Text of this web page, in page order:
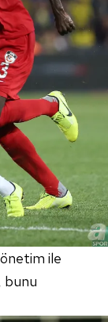
ile
bunu